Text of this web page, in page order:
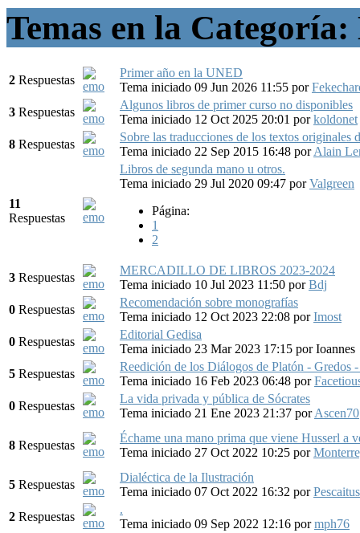
Temas en la
2 Respuestas
Primer año en la UNED
Tema iniciado 09 Jun 2026 11:55 por
3 Respuestas
Algunos libros de primer curso no disponibles
Tema iniciado 12 Oct 2025 20:01 porkoldonet
8 Respuestas
Sobre las traducciones de los textos originales
Tema iniciado 22 Sep 2015 16:48 porAlain
11
Respuestas
Libros de segunda mano u otros.
Tema iniciado 29 Jul 2020 09:47 porValgreen
Página:
1
2
3 Respuestas
MERCADILLO DE LIBROS 2023-2024
Tema iniciado 10 Jul 2023 11:50 porBdj
0 Respuestas
Recomendación sobre monografías
Tema iniciado 12 Oct 2023 22:08 porImost
0 Respuestas
Editorial Gedisa
Tema iniciado 23 Mar 2023 17:15 porIoannes
5 Respuestas
Reedición de los Diálogos de Platón - Gredos
Tema iniciado 16 Feb 2023 06:48 por
0 Respuestas
La vida privada y pública de Sócrates
Tema iniciado 21 Ene 2023 21:37 porAscen70
8 Respuestas
Échame una mano prima que viene Husserl a
Tema iniciado 27 Oct 2022 10:25 por
5 Respuestas
Dialéctica de la Ilustración
Tema iniciado 07 Oct 2022 16:32 porPescaitus
2 Respuestas
.
Tema iniciado 09 Sep 2022 12:16 pormph76